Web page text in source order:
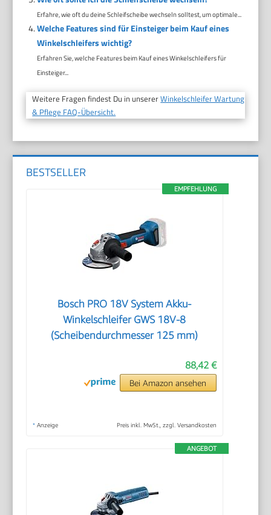
Erfahre, wie oft du deine Schleifscheibe wechseln solltest, um optimale...
Welche Features sind für Einsteiger beim Kauf eines
Winkelschleifers wichtig?
Erfahren Sie, welche Features beim Kauf eines Winkelschleifers für
Einsteiger...
Weitere Fragen findest Du in unsererWinkelschleifer Wartung
& Pflege FAQ-Übersicht.
BESTSELLER
EMPFEHLUNG
Bosch PRO 18V System Akku-
Winkelschleifer GWS 18V-8
(Scheibendurchmesser 125 mm)
88,42 €
Bei Amazon ansehen
* Anzeige Preis inkl. MwSt., zzgl. Versandkosten
ANGEBOT